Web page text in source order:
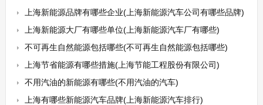
上海新能源品牌有哪些企业(上海新能源汽车公司有哪些品牌)
上海新能源大厂有哪些单位(上海新能源汽车厂有哪些)
不可再生自然能源包括哪些(不可再生自然能源包括哪些)
上海节省能源有哪些措施(上海节能工程股份有限公司)
不用汽油的新能源有哪些(不用汽油的汽车)
上海有哪些新能源汽车品牌(上海新能源汽车排行)